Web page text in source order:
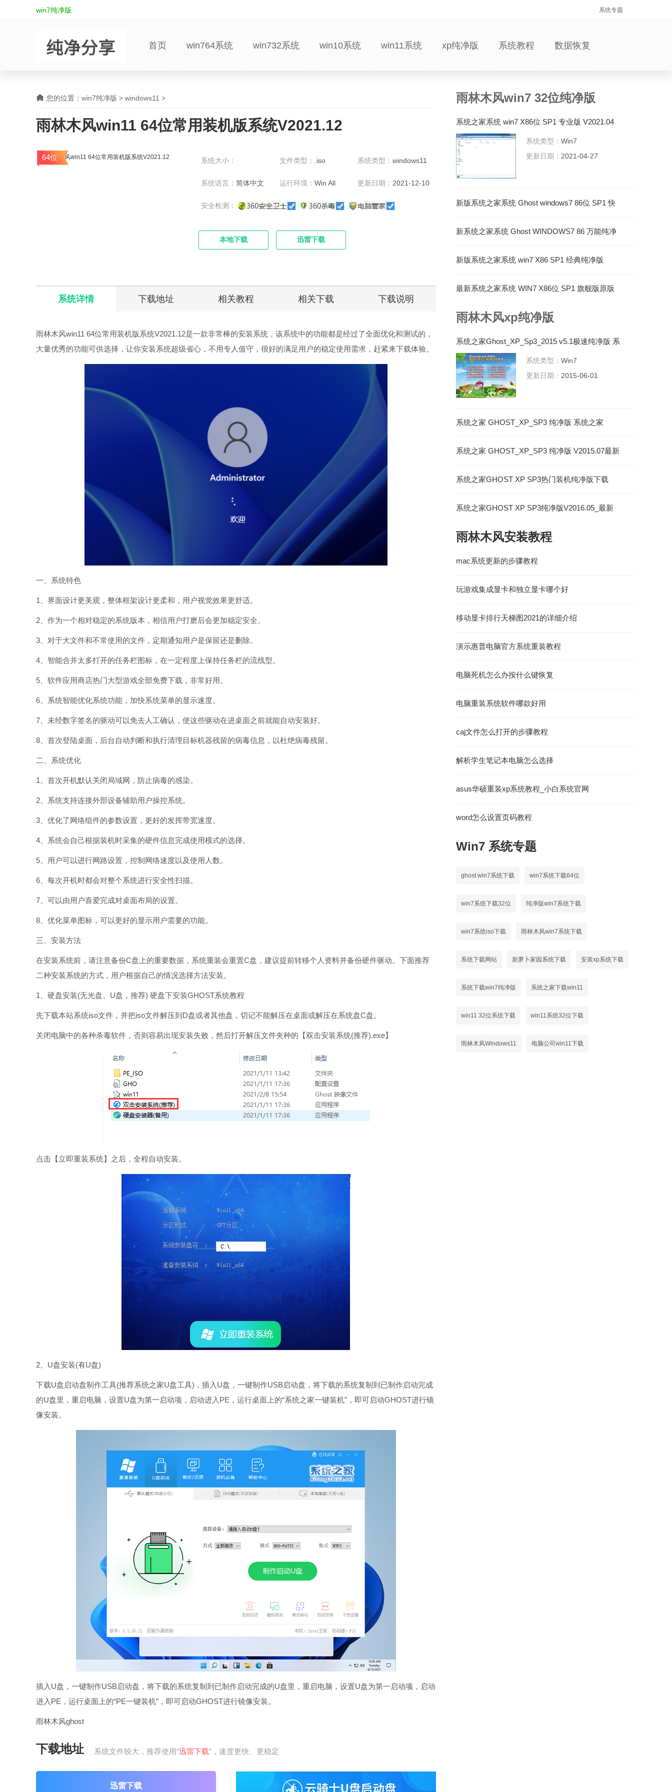
win7纯净版 系统专题
首页 win764系统 win732系统 win10系统 win11系统 xp纯净版 系统教程 数据恢复
您的位置： win7纯净版 > windows11 >
雨林木风win11 64位常用装机版系统V2021.12
64位 系统大小： 文件类型： .iso 系统类型：windows11
系统语言： 简体中文 运行环境： Win All 更新日期： 2021-12-10
安全检测：
本地下载 迅雷下载
系统详情 下载地址 相关教程 相关下载 下载说明
雨林木风win11 64位常用装机版系统V2021.12是一款非常棒的安装系统，该系统中的功能都是经过了全面优化和测试的，
大量优秀的功能可供选择，让你安装系统超级省心，不用专人值守，很好的满足用户的稳定使用需求，赶紧来下载体验。
一、系统特色
1、界面设计更美观，整体框架设计更柔和，用户视觉效果更舒适。
2、作为一个相对稳定的系统版本，相信用户打磨后会更加稳定安全。
3、对于大文件和不常使用的文件，定期通知用户是保留还是删除。
4、智能合并太多打开的任务栏图标，在一定程度上保持任务栏的流线型。
5、软件应用商店热门大型游戏全部免费下载，非常好用。
6、系统智能优化系统功能，加快系统菜单的显示速度。
7、未经数字签名的驱动可以免去人工确认，使这些驱动在进桌面之前就能自动安装好。
8、首次登陆桌面，后台自动判断和执行清理目标机器残留的病毒信息，以杜绝病毒残留。
二、系统优化
1、首次开机默认关闭局域网，防止病毒的感染。
2、系统支持连接外部设备辅助用户操控系统。
3、优化了网络组件的参数设置，更好的发挥带宽速度。
4、系统会自己根据装机时采集的硬件信息完成使用模式的选择。
5、用户可以进行网路设置，控制网络速度以及使用人数。
6、每次开机时都会对整个系统进行安全性扫描。
7、可以由用户喜爱完成对桌面布局的设置。
8、优化菜单图标，可以更好的显示用户需要的功能。
三、安装方法
在安装系统前，请注意备份C盘上的重要数据，系统重装会重置C盘，建议提前转移个人资料并备份硬件驱动。下面推荐
二种安装系统的方式，用户根据自己的情况选择方法安装。
1、硬盘安装(无光盘、U盘，推荐) 硬盘下安装GHOST系统教程
先下载本站系统iso文件，并把iso文件解压到D盘或者其他盘，切记不能解压在桌面或解压在系统盘C盘。
关闭电脑中的各种杀毒软件，否则容易出现安装失败，然后打开解压文件夹种的【双击安装系统(推荐).exe】
点击【立即重装系统】之后，全程自动安装。
2、U盘安装(有U盘)
下载U盘启动盘制作工具(推荐系统之家U盘工具)，插入U盘，一键制作USB启动盘，将下载的系统复制到已制作启动完成
的U盘里，重启电脑，设置U盘为第一启动项，启动进入PE，运行桌面上的“系统之家一键装机”，即可启动GHOST进行镜
像安装。
插入U盘，一键制作USB启动盘，将下载的系统复制到已制作启动完成的U盘里，重启电脑，设置U盘为第一启动项，启动
进入PE，运行桌面上的“PE一键装机”，即可启动GHOST进行镜像安装。
雨林木风ghost
下载地址 系统文件较大，推荐使用“迅雷下载”，速度更快、更稳定
迅雷下载
雨林木风win7 32位纯净版
系统之家系统 win7 X86位 SP1 专业版 V2021.04
系统类型： Win7
更新日期： 2021-04-27
新版系统之家系统 Ghost windows7 86位 SP1 快
新系统之家系统 Ghost WINDOWS7 86 万能纯净
新版系统之家系统 win7 X86 SP1 经典纯净版
最新系统之家系统 WIN7 X86位 SP1 旗舰版原版
雨林木风xp纯净版
系统之家Ghost_XP_Sp3_2015 v5.1极速纯净版 系
系统类型： Win7
更新日期： 2015-06-01
系统之家 GHOST_XP_SP3 纯净版 系统之家
系统之家 GHOST_XP_SP3 纯净版 V2015.07最新
系统之家GHOST XP SP3热门装机纯净版下载
系统之家GHOST XP SP3纯净版V2016.05_最新
雨林木风安装教程
mac系统更新的步骤教程
玩游戏集成显卡和独立显卡哪个好
移动显卡排行天梯图2021的详细介绍
演示惠普电脑官方系统重装教程
电脑死机怎么办按什么键恢复
电脑重装系统软件哪款好用
caj文件怎么打开的步骤教程
解析学生笔记本电脑怎么选择
asus华硕重装xp系统教程_小白系统官网
word怎么设置页码教程
Win7 系统专题
ghost win7系统下载 win7系统下载64位
win7系统下载32位 纯净版win7系统下载
win7系统iso下载 雨林木风win7系统下载
系统下载网站 新萝卜家园系统下载 安装xp系统下载
系统下载win7纯净版 系统之家下载win11
win11 32位系统下载 win11系统32位下载
雨林木风Windows11 电脑公司win11下载